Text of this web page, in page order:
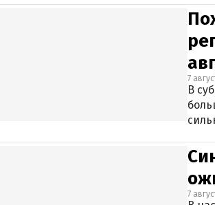
7
В
7